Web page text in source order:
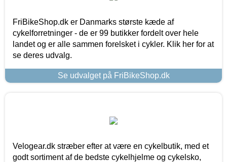
FriBikeShop.dk er Danmarks største kæde af
cykelforretninger - de er 99 butikker fordelt over hele
landet og er alle sammen forelsket i cykler. Klik her for at
se deres udvalg.
Se udvalget på FriBikeShop.dk
Velogear.dk stræber efter at være en cykelbutik, med et
godt sortiment af de bedste cykelhjelme og cykelsko,